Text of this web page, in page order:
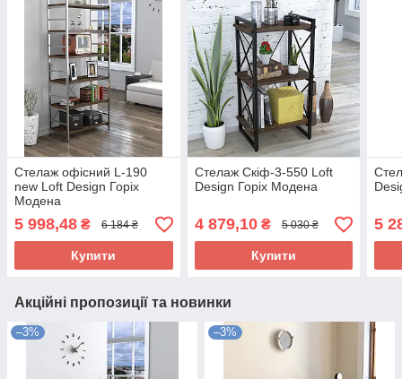
Стелаж офісний L-190
new Loft Design Горіх
Модена
5 998,48 ₴ 6 184 ₴
Купити
Стелаж Скіф-3-550 Loft
Design Горіх Модена
4 879,10₴ 5 030 ₴
Купити
5
Акційні пропозиції та новинки
–3% –3%